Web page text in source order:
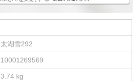
太湖雪292
10001269569
3.74 kg